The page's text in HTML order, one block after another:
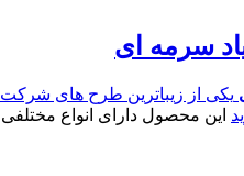
سرمه ای
یکی از زیباترین طرح های
این محصول دارای انواع